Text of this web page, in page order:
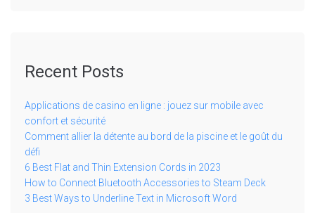
Recent Posts
Applications de casino en ligne : jouez sur mobile avec
confort et sécurité
Comment allier la détente au bord de la piscine et le goût du
défi
6 Best Flat and Thin Extension Cords in 2023
How to Connect Bluetooth Accessories to Steam Deck
3 Best Ways to Underline Text in Microsoft Word